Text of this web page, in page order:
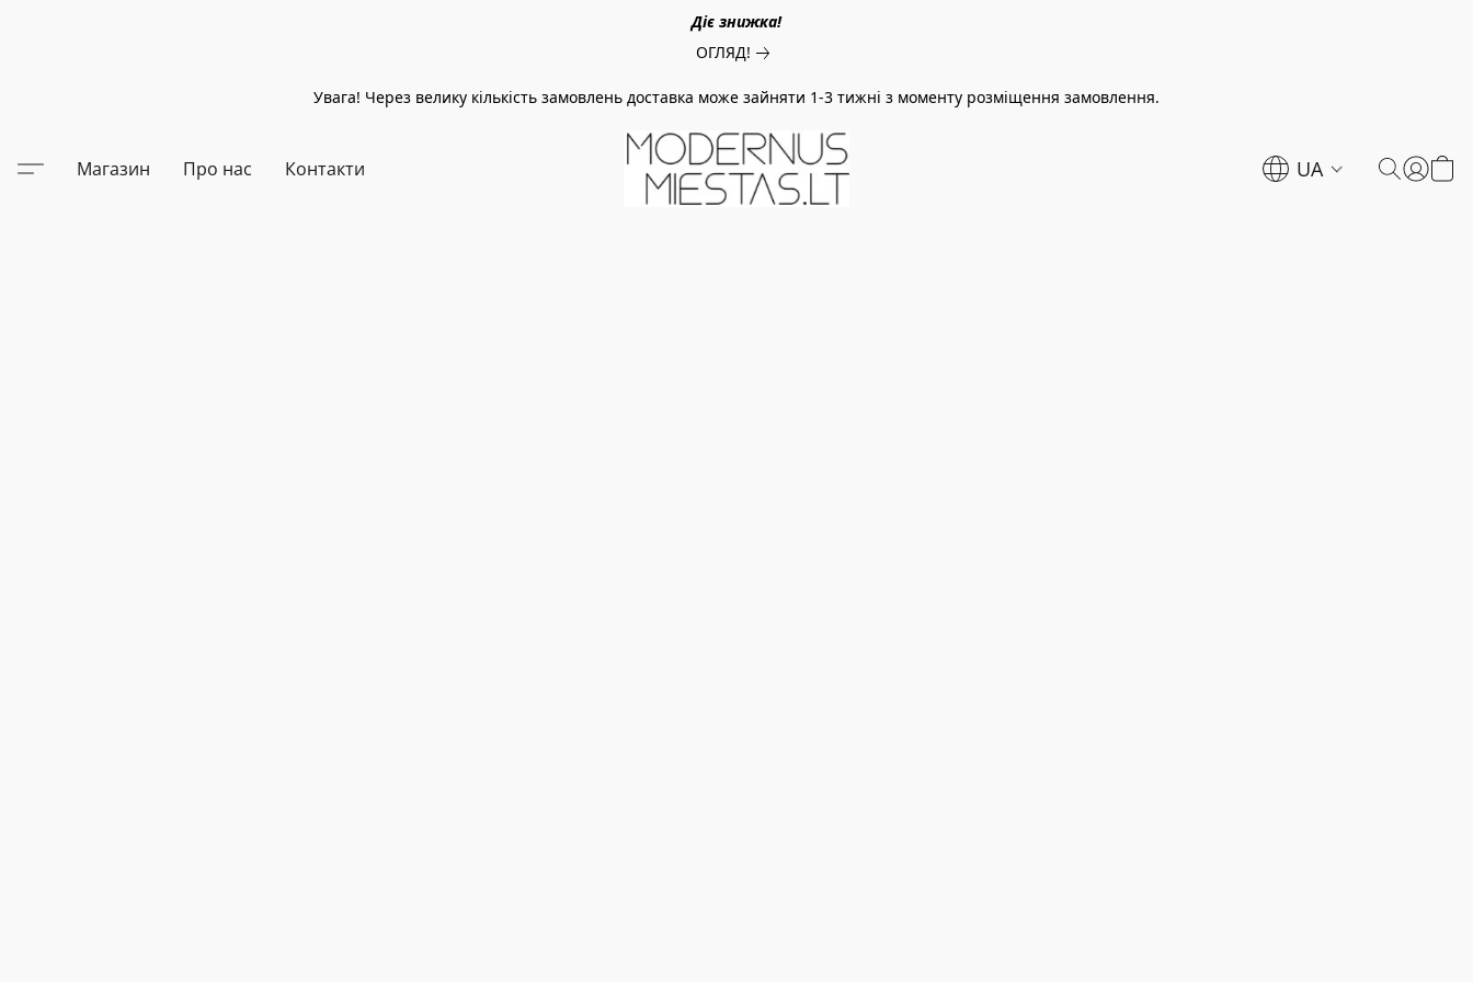
Діє знижка!
ОГЛЯД!
Увага! Через велику кількість замовлень доставка може зайняти 1-3 тижні з моменту розміщення замовлення.
Магазин Про нас Контакти UA